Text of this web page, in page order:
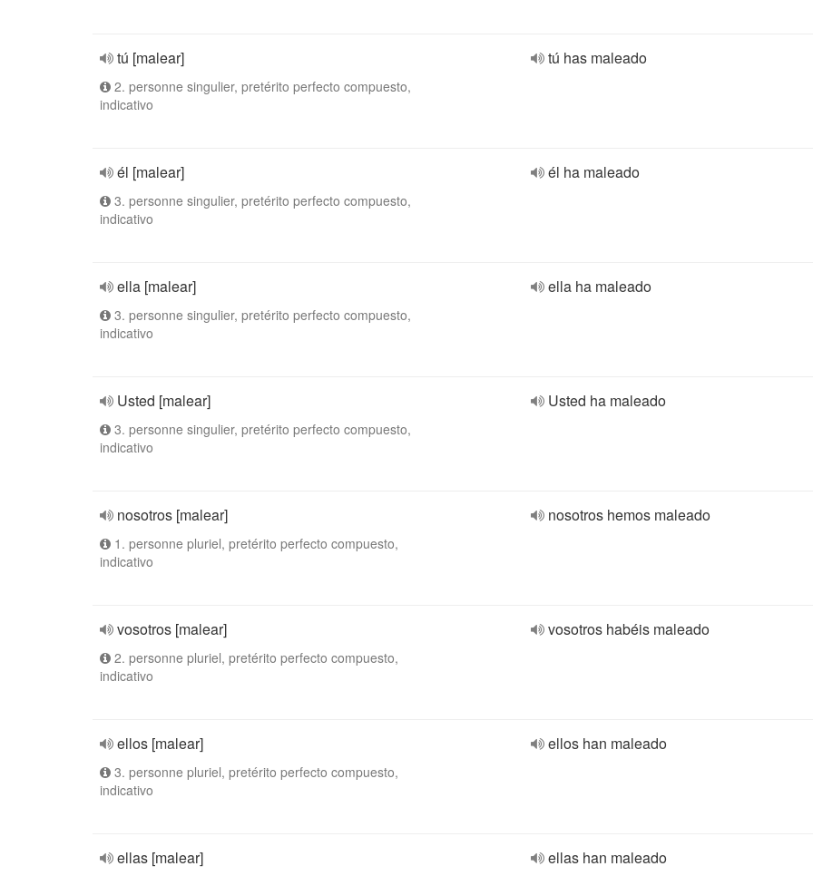
tú [malear]
2. personne singulier, pretérito perfecto compuesto,
indicativo
tú has maleado
él [malear]
3. personne singulier, pretérito perfecto compuesto,
indicativo
él ha maleado
ella [malear]
3. personne singulier, pretérito perfecto compuesto,
indicativo
ella ha maleado
Usted [malear]
3. personne singulier, pretérito perfecto compuesto,
indicativo
Usted ha maleado
nosotros [malear]
1. personne pluriel, pretérito perfecto compuesto,
indicativo
nosotros hemos maleado
vosotros [malear]
2. personne pluriel, pretérito perfecto compuesto,
indicativo
vosotros habéis maleado
ellos [malear]
3. personne pluriel, pretérito perfecto compuesto,
indicativo
ellos han maleado
ellas [malear] ellas han maleado